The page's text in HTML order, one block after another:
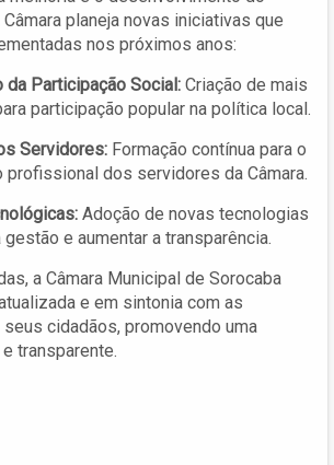
planeja novas iniciativas que
nos próximos anos:
da Participação Social: Criação de mais
participação popular na política local.
Servidores: Formação contínua para o
profissional dos servidores da Câmara.
Adoção de novas tecnologias
e aumentar a transparência.
a Câmara Municipal de Sorocaba
e em sintonia com as
cidadãos, promovendo uma
transparente.